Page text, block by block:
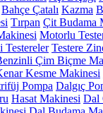
Bahçe Çatalı Kazma
Tırpan Çit Budama
Motorlu
Testereler Testere
Çim Biçme
Kesme Makinesi
Pompa Dalgıç
Hasat Makinesi Dal